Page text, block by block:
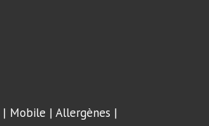
| Mobile | Allergènes |